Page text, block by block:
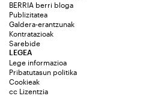
BERRIA berri bloga
Publizitatea
Galdera-erantzunak
Kontratazioak
Sarebide
LEGEA
Lege informazioa
Pribatutasun politika
Cookieak
cc Lizentzia